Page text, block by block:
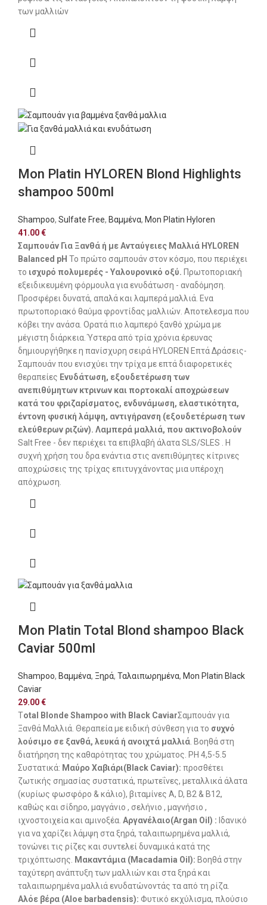
των μαλλιών
Mon Platin HYLOREN Blond Highlights
shampoo 500ml
Shampoo, Sulfate Free, Βαμμένα, Mon Platin Hyloren
41.00€
Σαμπουάν Για Ξανθά ή με Ανταύγειες Μαλλιά HYLOREN
Balanced pH Το πρώτο σαμπουάν στον κόσμο, που περιέχει
το ισχυρό πολυμερές - Υαλουρονικό οξύ. Πρωτοποριακή
εξειδικευμένη φόρμουλα για ενυδάτωση - αναδόμηση.
Προσφέρει δυνατά, απαλά και λαμπερά μαλλιά. Ενα
πρωτοποριακό θαύμα φροντίδας μαλλιών. Αποτελεσμα που
κόβει την ανάσα. Ορατά πιο λαμπερό ξανθό χρώμα με
μέγιστη διάρκεια. Ύστερα από τρία χρόνια έρευνας
δημιουργήθηκε η πανίσχυρη σειρά HYLOREN Επτά Δράσεις-
Σαμπουάν που ενισχύει την τρίχα με επτά διαφορετικές
θεραπείες Ενυδάτωση, εξουδετέρωση των
ανεπιθύμητων κτρινων και πορτοκαλί αποχρώσεων
κατά του φριζαρίσματος, ενδυνάμωση, ελαστικότητα,
έντονη φυσική λάμψη, αντιγήρανση (εξουδετέρωση των
ελεύθερων ριζών). Λαμπερά μαλλιά, που ακτινοβολούν
Salt Free - δεν περιέχει τα επιβλαβή άλατα SLS/SLES . Η
συχνή χρήση του δρα ενάντια στις ανεπιθύμητες κίτρινες
αποχρώσεις της τρίχας επιτυγχάνοντας μια υπέροχη
απόχρωση.
Mon Platin Total Blond shampoo Black
Caviar 500ml
Shampoo, Βαμμένα, Ξηρά, Ταλαιπωρημένα, Mon Platin Black
Caviar
29.00€
Total Blonde Shampoo with Black Caviar​ Σαμπουάν για
Ξανθά Μαλλιά. Θεραπεία με ειδική σύνθεση για το συχνό
λούσιμο σε ξανθά, λευκά ή ανοιχτά μαλλιά. Βοηθά στη
διατήρηση της καθαρότητας του χρώματος. PH 4,5-5.5
Συστατικά: Μαύρο Χαβιάρι(Black Caviar): προσθέτει
ζωτικής σημασίας συστατικά, πρωτεΐνες, μεταλλικά άλατα
(κυρίως φωσφόρο & κάλιο), βιταμίνες Α, D, Β2 & Β12,
καθώς και σίδηρο, μαγγάνιο , σελήνιο , μαγνήσιο ,
ιχνοστοιχεία και αμινοξέα. Αργανέλαιο(Argan Oil) : Ιδανικό
για να χαρίζει λάμψη στα ξηρά, ταλαιπωρημένα μαλλιά,
τονώνει τις ρίζες και συντελεί δυναμικά κατά της
τριχόπτωσης. Μακαντάμια (Macadamia Oil): Βοηθά στην
ταχύτερη ανάπτυξη των μαλλιών και στα ξηρά και
ταλαιπωρημένα μαλλιά ενυδατώνοντάς τα από τη ρίζα.
Αλόε βέρα (Aloe barbadensis): Φυτικό εκχύλισμα, πλούσιο